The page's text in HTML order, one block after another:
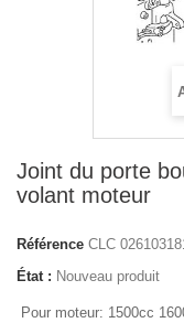
Joint du porte
volant moteur
Référence CLC
État : Nouveau produit
Pour moteur: 1500cc